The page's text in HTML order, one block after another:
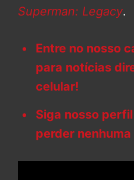
Superman: Legacy.
Entre no nosso
para notícias
celular!
Siga nosso
perder